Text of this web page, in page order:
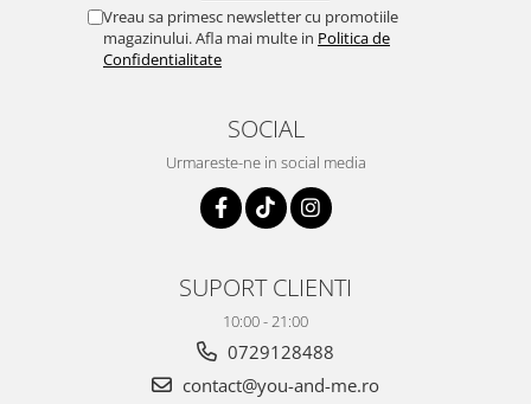
Vreau sa primesc newsletter cu promotiile
magazinului. Afla mai multe in Politica de
Confidentialitate
SOCIAL
Urmareste-ne in social media
SUPORT CLIENTI
10:00 - 21:00
0729128488
contact@you-and-me.ro